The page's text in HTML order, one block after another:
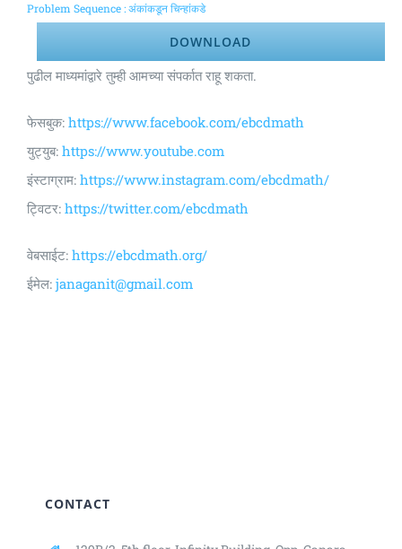
Problem Sequence : अंकांकडून चिन्हांकडे
DOWNLOAD
पुढील माध्यमांद्वारे तुम्ही आमच्या संपर्कात राहू शकता.
फेसबुक: https://www.facebook.com/ebcdmath
युट्युब: https://www.youtube.com
इंस्टाग्राम: https://www.instagram.com/ebcdmath/
ट्विटर: https://twitter.com/ebcdmath
वेबसाईट: https://ebcdmath.org/
ईमेल: janaganit@gmail.com
CONTACT